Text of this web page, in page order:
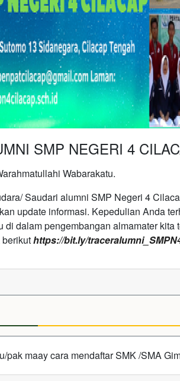
SMP NEGERI 4
Wabarakatu.
Saudari alumni SMP Negeri 4
update informasi. Kepedulian Anda
di dalam pengembangan almamater kita
https://bit.ly/
pak maay cara mendaftar SMK /SMA